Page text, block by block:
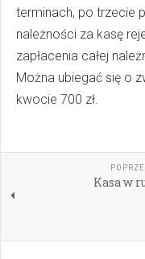
terminach, po trzecie
należności za kasę
zapłacenia całej
Można ubiegać się o
kwocie 700 zł.
Kasa w